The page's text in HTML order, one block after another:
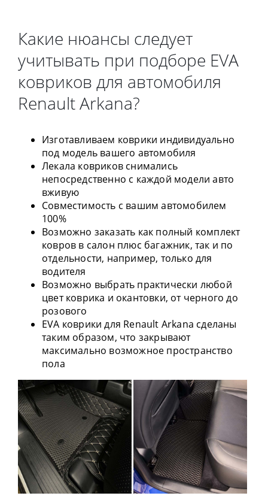
Какие нюансы следует
учитывать при подборе EVA
ковриков для автомобиля
Renault Arkana?
Изготавливаем коврики индивидуально
под модель вашего автомобиля
Лекала ковриков снимались
непосредственно с каждой модели авто
вживую
Совместимость с вашим автомобилем
100%
Возможно заказать как полный комплект
ковров в салон плюс багажник, так и по
отдельности, например, только для
водителя
Возможно выбрать практически любой
цвет коврика и окантовки, от черного до
розового
EVA коврики для Renault Arkana сделаны
таким образом, что закрывают
максимально возможное пространство
пола